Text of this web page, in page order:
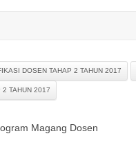
DOSEN TAHAP 2 TAHUN 2017
2 TAHUN 2017
Magang Dosen